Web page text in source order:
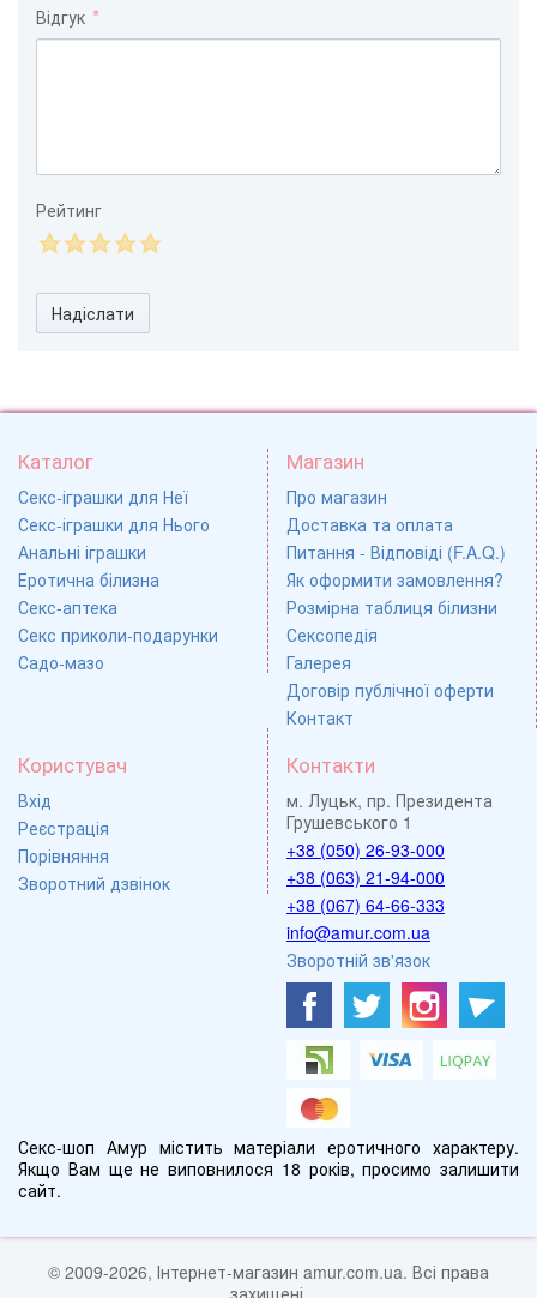
Відгук
Рейтинг
Надіслати
Каталог
Секс-іграшки для Неї
Секс-іграшки для Нього
Анальні іграшки
Еротична білизна
Секс-аптека
Секс приколи-подарунки
Садо-мазо
Магазин
Про магазин
Доставка та оплата
Питання - Відповіді (F.A.Q.)
Як оформити замовлення?
Розмірна таблиця білизни
Сексопедія
Галерея
Договір публічної оферти
Контакт
Користувач
Вхід
Реєстрація
Порівняння
Зворотний дзвінок
Контакти
м. Луцьк, пр. Президента
Грушевського 1
+38 (050) 26-93-000
+38 (063) 21-94-000
+38 (067) 64-66-333
info@amur.com.ua
Зворотній зв'язок
Секс-шоп Амур містить матеріали еротичного характеру.
Якщо Вам ще не виповнилося 18 років, просимо залишити
сайт.
© 2009-2026, Інтернет-магазин amur.com.ua. Всі права
захищені.